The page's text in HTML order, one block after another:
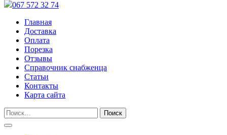
067 572 32 74
Главная
Доставка
Оплата
Порезка
Отзывы
Справочник снабженца
Статьи
Контакты
Карта сайта